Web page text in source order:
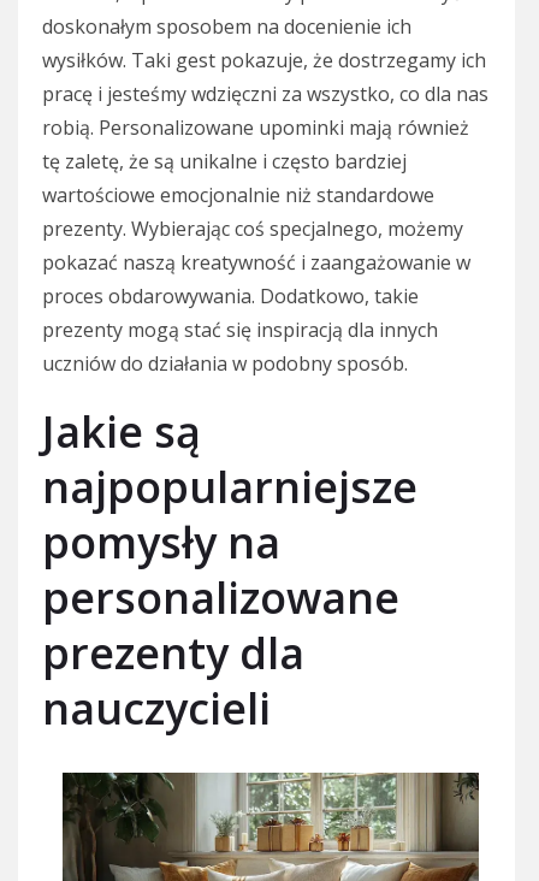
doskonałym sposobem na docenienie ich
wysiłków. Taki gest pokazuje, że dostrzegamy ich
pracę i jesteśmy wdzięczni za wszystko, co dla nas
robią. Personalizowane upominki mają również
tę zaletę, że są unikalne i często bardziej
wartościowe emocjonalnie niż standardowe
prezenty. Wybierając coś specjalnego, możemy
pokazać naszą kreatywność i zaangażowanie w
proces obdarowywania. Dodatkowo, takie
prezenty mogą stać się inspiracją dla innych
uczniów do działania w podobny sposób.
Jakie są
najpopularniejsze
pomysły na
personalizowane
prezenty dla
nauczycieli